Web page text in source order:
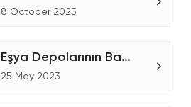
8 October 2025
Eşya Depolarının Bakımı
25 May 2023